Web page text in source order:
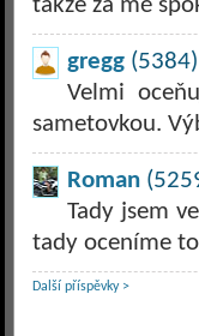
takže za mě
gregg (5384)
Velmi
sametovkou.
Roman
Tady jsem
tady oceníme
Další příspěvky >